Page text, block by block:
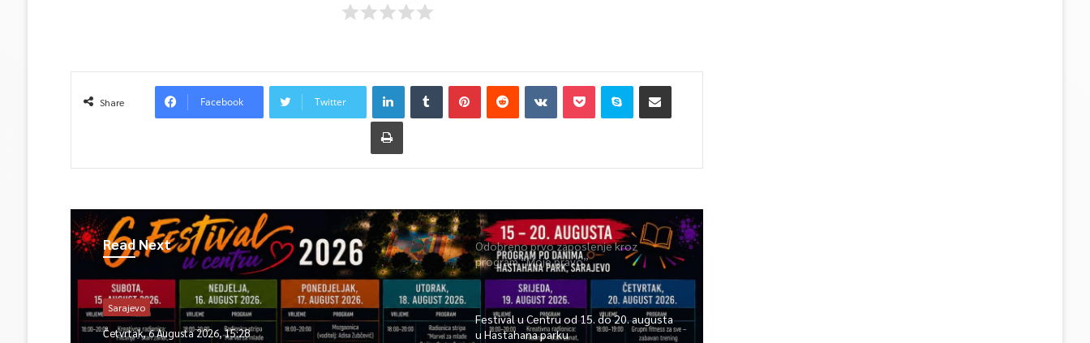
Share Facebook Twitter
Read Next
Sarajevo
Četvrtak, 6 Augusta 2026, 15:28
Odobreno prvo zaposlenje kroz
program “Moje pravo”
Festival u Centru od 15. do 20. augusta
u Hastahana parku